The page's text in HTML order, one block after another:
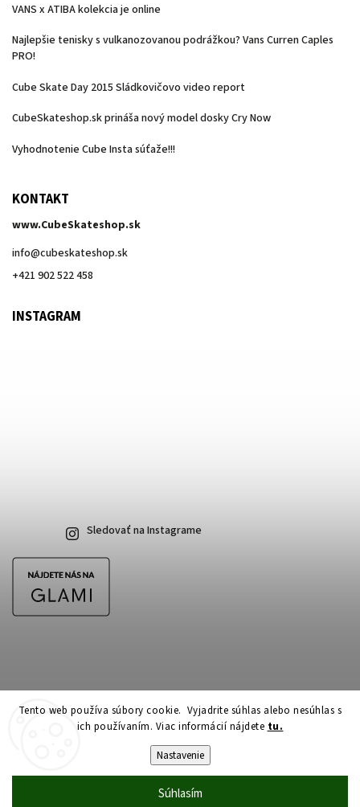
Tento web používa súbory cookie. Vyjadrite súhlas alebo nesúhlas s
ich používaním. Viac informácií nájdete tu.
Nastavenie
Súhlasím
VANS x ATIBA kolekcia je online
Najlepšie tenisky s vulkanozovanou podrážkou? Vans Curren Caples
PRO!
Cube Skate Day 2015 Sládkovičovo video report
CubeSkateshop.sk prináša nový model dosky Cry Now
Vyhodnotenie Cube Insta súťaže!!!
KONTAKT
www.CubeSkateshop.sk
info@cubeskateshop.sk
+421 902 522 458
INSTAGRAM
Sledovať na Instagrame
Copyright 2026CubeSkateshop.sk. Všetky práva vyhradené.
Upraviť nastavenie cookies
Shoptet| Design